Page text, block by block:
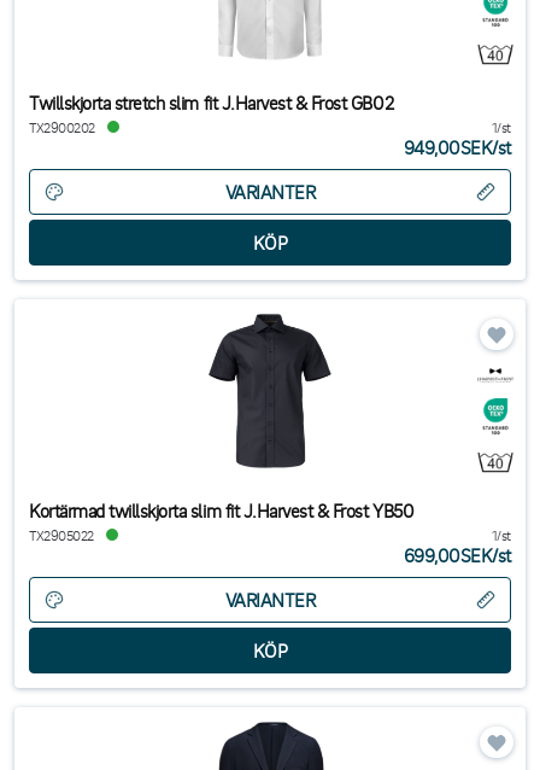
Twillskjorta stretch slim fit J.Harvest & Frost GB02
TX2900202 1/st
949,00SEK/st
VARIANTER
Kortärmad twillskjorta slim fit J.Harvest & Frost YB50
TX2905022 1/st
699,00SEK/st
VARIANTER